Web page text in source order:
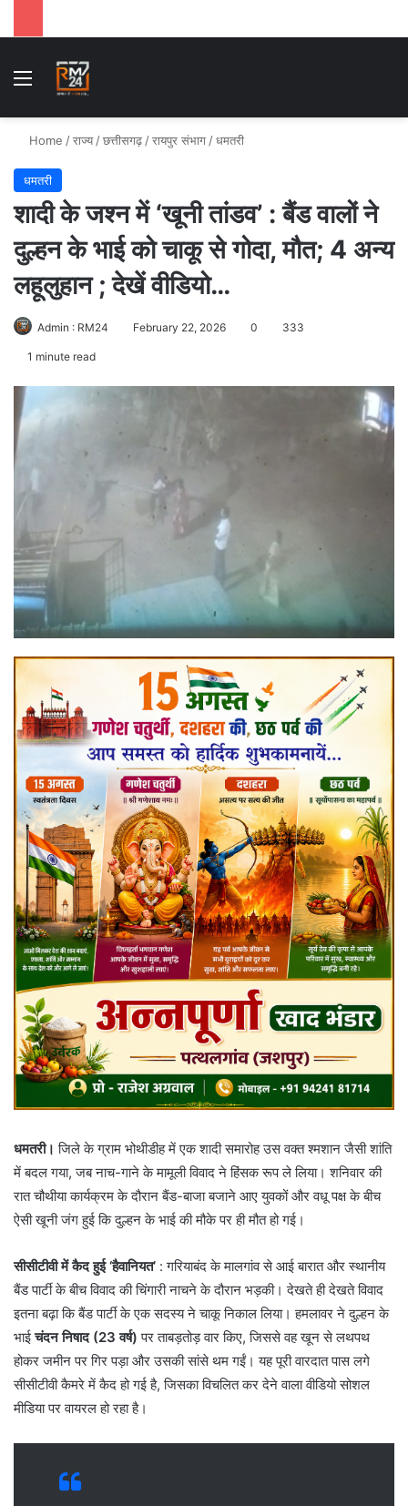
Menu
Home /राज्य /छत्तीसगढ़ /रायपुर संभाग /धमतरी
धमतरी
शादी के जश्न में ‘खूनी तांडव’ : बैंड वालों ने
दुल्हन के भाई को चाकू से गोदा, मौत; 4 अन्य
लहूलुहान ; देखें वीडियो…
Admin : RM24 February 22, 2026 0 333
1 minute read
धमतरी। जिले के ग्राम भोथीडीह में एक शादी समारोह उस वक्त श्मशान जैसी शांति
में बदल गया, जब नाच-गाने के मामूली विवाद ने हिंसक रूप ले लिया। शनिवार की
रात चौथीया कार्यक्रम के दौरान बैंड-बाजा बजाने आए युवकों और वधू पक्ष के बीच
ऐसी खूनी जंग हुई कि दुल्हन के भाई की मौके पर ही मौत हो गई।
सीसीटीवी में कैद हुई ‘हैवानियत’ : गरियाबंद के मालगांव से आई बारात और स्थानीय
बैंड पार्टी के बीच विवाद की चिंगारी नाचने के दौरान भड़की। देखते ही देखते विवाद
इतना बढ़ा कि बैंड पार्टी के एक सदस्य ने चाकू निकाल लिया। हमलावर ने दुल्हन के
भाईचंदन निषाद (23 वर्ष) पर ताबड़तोड़ वार किए, जिससे वह खून से लथपथ
होकर जमीन पर गिर पड़ा और उसकी सांसे थम गईं। यह पूरी वारदात पास लगे
सीसीटीवी कैमरे में कैद हो गई है, जिसका विचलित कर देने वाला वीडियो सोशल
मीडिया पर वायरल हो रहा है।